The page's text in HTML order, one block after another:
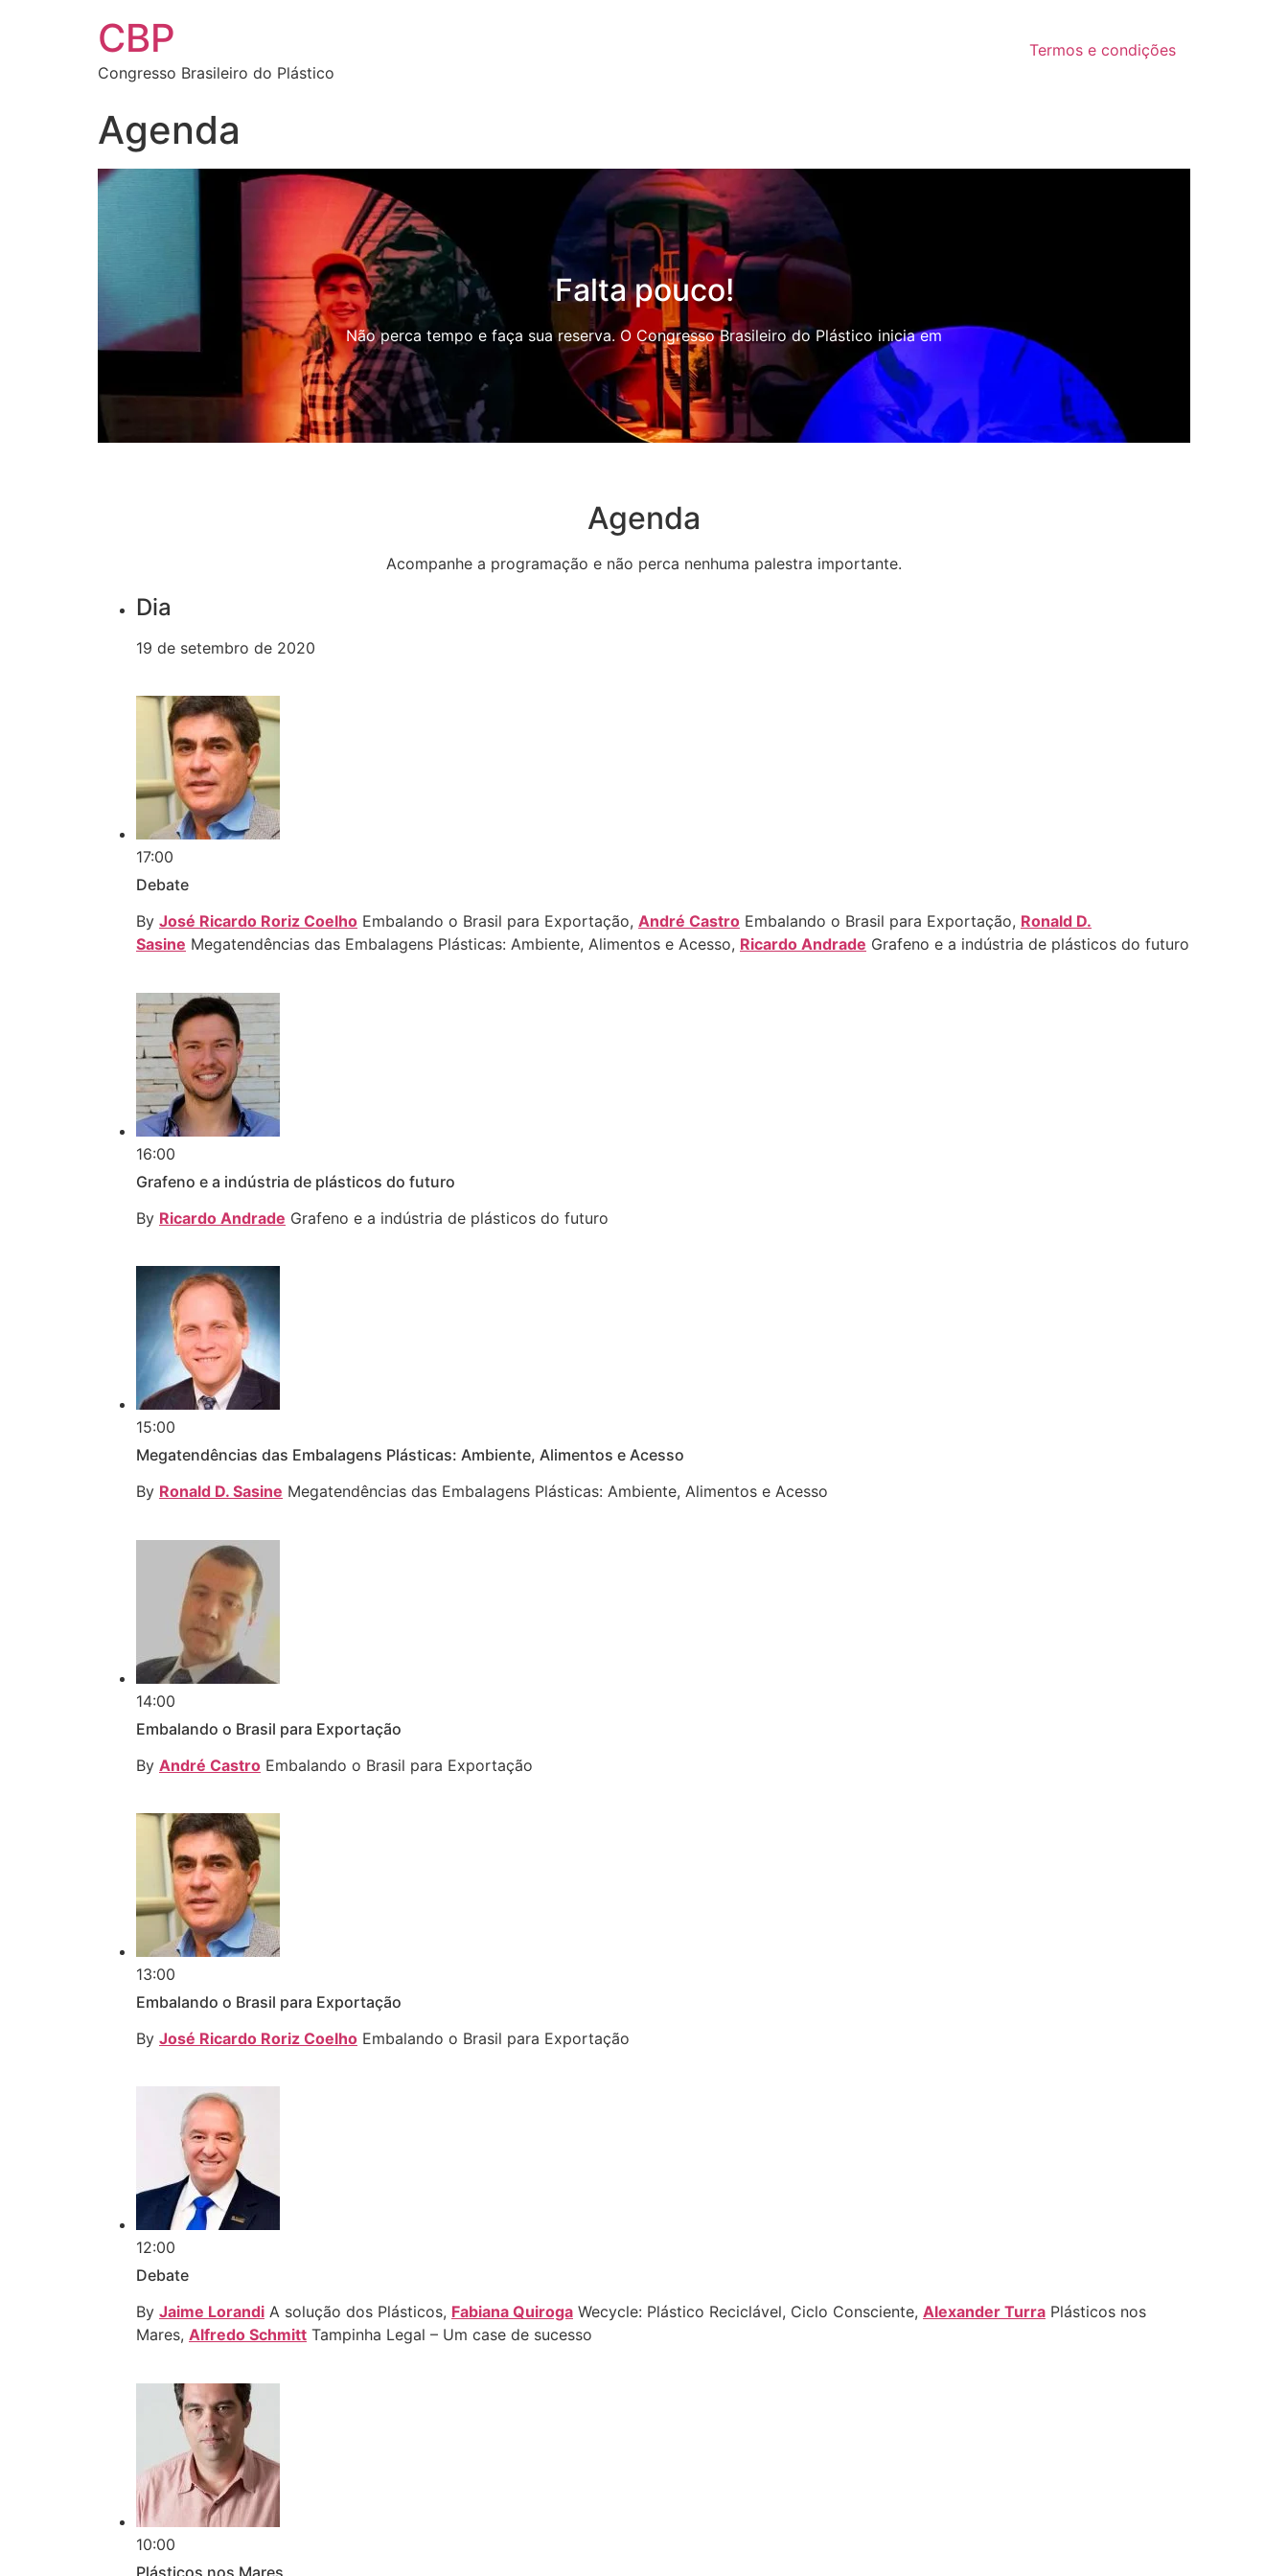
CBP
Congresso Brasileiro do Plástico
Termos e condições
Agenda
Falta pouco!
Não perca tempo e faça sua reserva. O Congresso Brasileiro do Plástico inicia em
Agenda
Acompanhe a programação e não perca nenhuma palestra importante.
Dia
19 de setembro de 2020
17:00
Debate
By José Ricardo Roriz Coelho Embalando o Brasil para Exportação, André Castro Embalando o Brasil para Exportação, Ronald D.
Sasine Megatendências das Embalagens Plásticas: Ambiente, Alimentos e Acesso, Ricardo Andrade Grafeno e a indústria de plásticos do futuro
16:00
Grafeno e a indústria de plásticos do futuro
By Ricardo Andrade Grafeno e a indústria de plásticos do futuro
15:00
Megatendências das Embalagens Plásticas: Ambiente, Alimentos e Acesso
By Ronald D. Sasine Megatendências das Embalagens Plásticas: Ambiente, Alimentos e Acesso
14:00
Embalando o Brasil para Exportação
By André Castro Embalando o Brasil para Exportação
13:00
Embalando o Brasil para Exportação
By José Ricardo Roriz Coelho Embalando o Brasil para Exportação
12:00
Debate
By Jaime Lorandi A solução dos Plásticos, Fabiana Quiroga Wecycle: Plástico Reciclável, Ciclo Consciente, Alexander Turra Plásticos nos
Mares, Alfredo Schmitt Tampinha Legal – Um case de sucesso
10:00
Plásticos nos Mares